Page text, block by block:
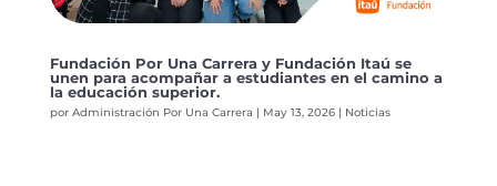
Fundación Por Una Carrera y Fundación Itaú se
unen para acompañar a estudiantes en el camino a
la educación superior.
por Administración Por Una Carrera | May 13, 2026| Noticias